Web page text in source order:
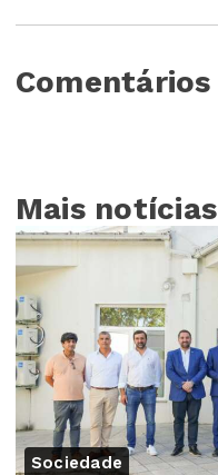
Comentários
Mais notícias
Sociedade